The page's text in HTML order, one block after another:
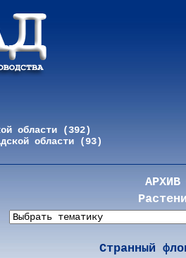
области (392)
области (93)
АРХИВ
Странный